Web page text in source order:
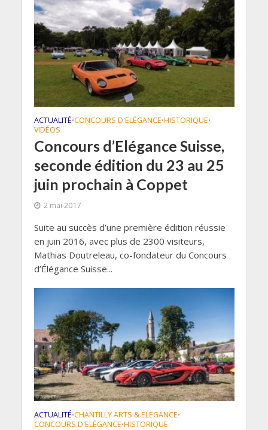
ACTUALITÉ•CONCOURS D'ELÉGANCE•HISTORIQUE•
VIDÉOS
Concours d’Elégance Suisse,
seconde édition du 23 au 25
juin prochain à Coppet
2 mai 2017
Suite au succès d’une première édition réussie
en juin 2016, avec plus de 2300 visiteurs,
Mathias Doutreleau, co-fondateur du Concours
d’Élégance Suisse...
ACTUALITÉ•CHANTILLY ARTS & ELEGANCE•
CONCOURS D'ELÉGANCE•HISTORIQUE